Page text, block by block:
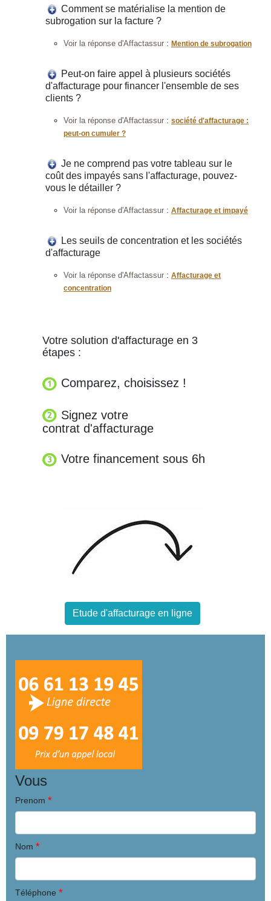
Comment se matérialise la mention de
subrogation sur la facture ?
Voir la réponse d'Affactassur : Mention de subrogation
Peut-on faire appel à plusieurs sociétés
d'affacturage pour financer l'ensemble de ses
clients ?
Voir la réponse d'Affactassur : société d'affacturage :
peut-on cumuler ?
Je ne comprend pas votre tableau sur le
coût des impayés sans l'affacturage, pouvez-
vous le détailler ?
Voir la réponse d'Affactassur : Affacturage et impayé
Les seuils de concentration et les sociétés
d'affacturage
Voir la réponse d'Affactassur : Affacturage et
concentration
Votre solution d'affacturage en 3
étapes :
Comparez, choisissez !
Signez votre
contrat d'affacturage
Votre financement sous 6h
Etude d'affacturage en ligne
Vous
Prenom *
Nom *
Téléphone *